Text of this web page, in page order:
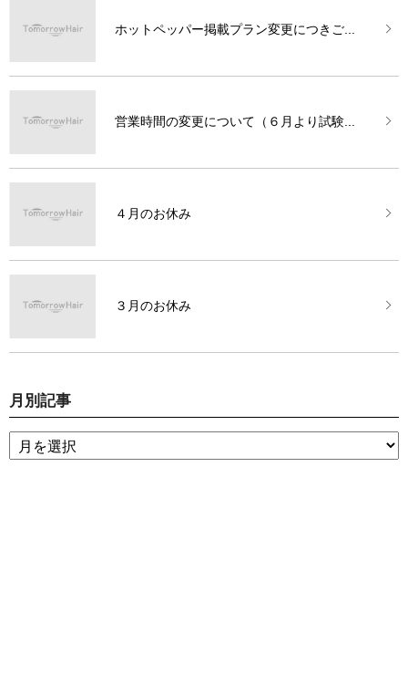
ホットペッパー掲載プラン変更につきご...
営業時間の変更について（６月より試験...
４月のお休み
３月のお休み
月別記事